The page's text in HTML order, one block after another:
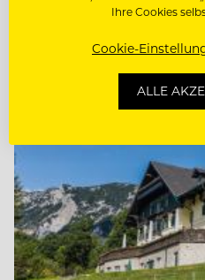
Entdecke alle JobsIhre Cookies
Cookie-
ALLE